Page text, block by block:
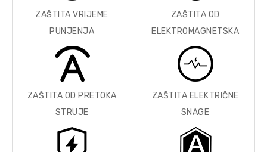
ZAŠTITA VRIJEME
PUNJENJA
ZAŠTITA OD
ELEKTROMAGNETSKA
ZAŠTITA OD PRETOKA
STRUJE
ZAŠTITA ELEKTRIČNE
SNAGE